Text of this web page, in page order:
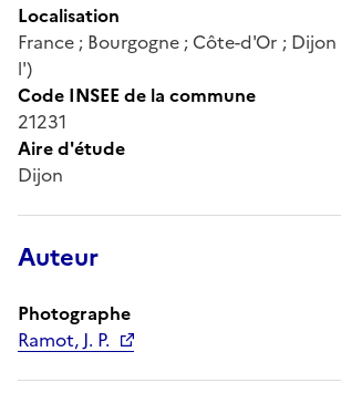
Localisation
France ; Bourgogne ; Côte-d'Or ;
l')
Code INSEE de la commune
21231
Aire d'étude
Dijon
Auteur
Photographe
Ramot, J. P.